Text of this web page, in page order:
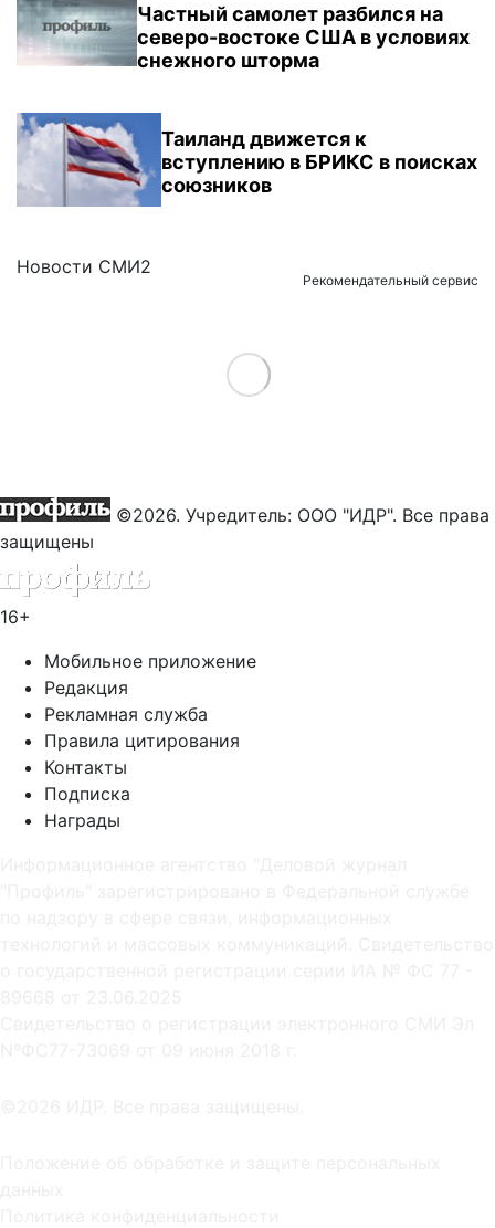
Частный самолет разбился на
северо-востоке США в условиях
снежного шторма
Таиланд движется к
вступлению в БРИКС в поисках
союзников
Новости СМИ2
Рекомендательный сервис
Load More
©2026. Учредитель: ООО "ИДР". Все права
защищены
16+
Мобильное приложение
Редакция
Рекламная служба
Правила цитирования
Контакты
Подписка
Награды